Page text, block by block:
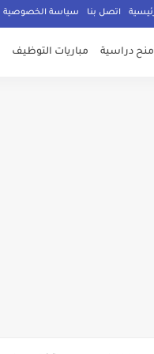
اتصل بنا سياسة الخصوصية
منح دراسية مباريات التوظيف